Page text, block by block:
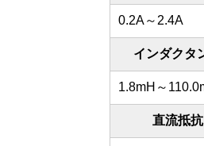
0.2A～2.4A
インダクタ
1.8mH～
直流抵抗